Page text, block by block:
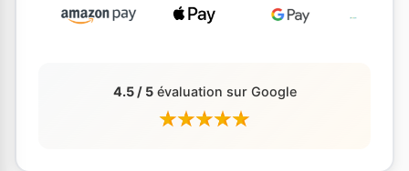
4.5 / 5évaluation sur Google